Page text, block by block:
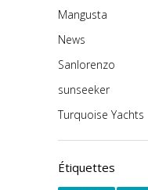
Mangusta
News
Sanlorenzo
sunseeker
Turquoise Yachts
Étiquettes